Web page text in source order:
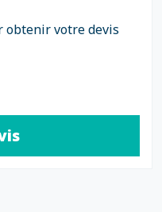
obtenir votre devis